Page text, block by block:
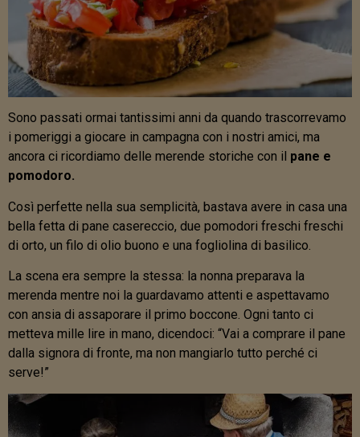
Sono passati ormai tantissimi anni da quando trascorrevamo
i pomeriggi a giocare in campagna con i nostri amici, ma
ancora ci ricordiamo delle merende storiche con il pane e
pomodoro.
Così perfette nella sua semplicità, bastava avere in casa una
bella fetta di pane casereccio, due pomodori freschi freschi
di orto, un filo di olio buono e una fogliolina di basilico.
La scena era sempre la stessa: la nonna preparava la
merenda mentre noi la guardavamo attenti e aspettavamo
con ansia di assaporare il primo boccone. Ogni tanto ci
metteva mille lire in mano, dicendoci: “Vai a comprare il pane
dalla signora di fronte, ma non mangiarlo tutto perché ci
serve!”